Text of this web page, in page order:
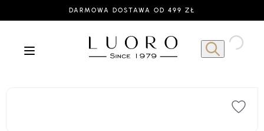
DARMOWA DOSTAWA OD 499 ZŁ